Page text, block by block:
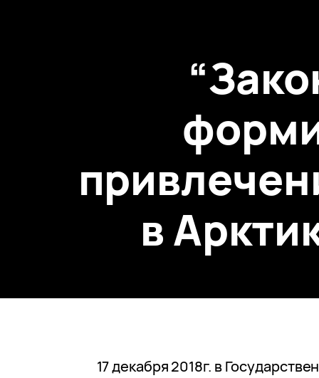
в
17 декабря 2018г. в